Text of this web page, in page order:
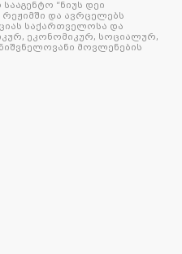
“ნიუს დეი
და ავრცელებს
საქართველოსა და
ეკონომიკურ, სოციალურ,
მოვლენების